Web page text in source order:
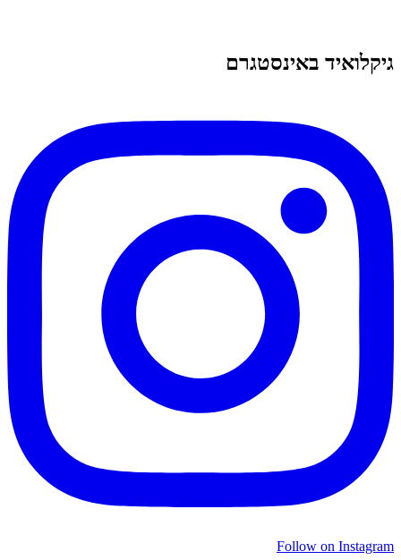
גיקלואיד באינסטגרם
Follow on Instagram